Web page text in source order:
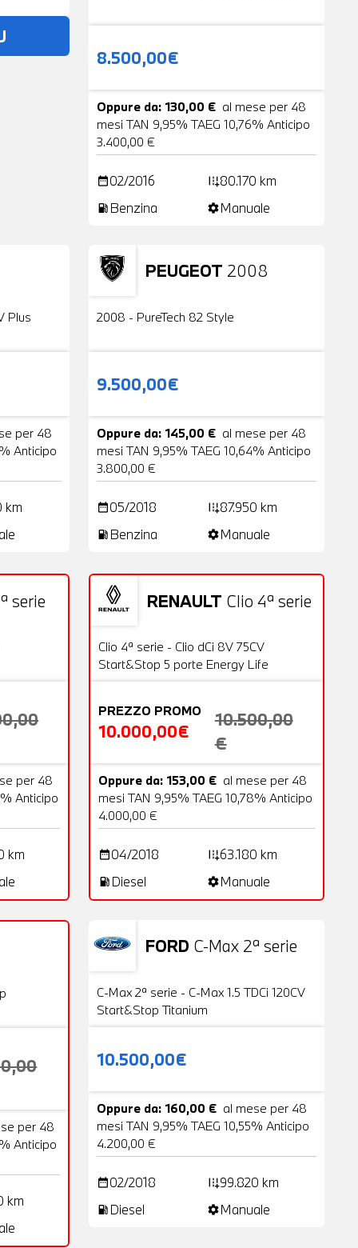
8.500,00€
Oppure da: 130,00 € al mese per 48
mesi TAN 9,95% TAEG 10,76% Anticipo
3.400,00 €
date_range02/2016 add_road80.170 km
local_gas_station Benzina settingsManuale
Plus
per 48
Anticipo
km
PEUGEOT 2008
Usato
2008 - PureTech 82 Style
9.500,00€
Oppure da: 145,00 € al mese per 48
mesi TAN 9,95% TAEG 10,64% Anticipo
3.800,00 €
date_range05/2018 add_road87.950 km
local_gas_station Benzina settingsManuale
serie
18 Foto
per 48
Anticipo
km
RENAULT Clio 4ª serie
OFFERTA
Usato 20 Foto
Clio 4ª serie - Clio dCi 8V 75CV
Start&Stop 5 porte Energy Life
PREZZO PROMO
10.000,00€
10.500,00
€
Oppure da: 153,00 € al mese per 48
mesi TAN 9,95% TAEG 10,78% Anticipo
4.000,00 €
date_range04/2018 add_road63.180 km
local_gas_station Diesel settingsManuale
per 48
Anticipo
km
FORD C-Max 2ª serie
VENDUTA
Usato
C-Max 2ª serie - C-Max 1.5 TDCi 120CV
Start&Stop Titanium
10.500,00€
Oppure da: 160,00 € al mese per 48
mesi TAN 9,95% TAEG 10,55% Anticipo
4.200,00 €
date_range02/2018 add_road99.820 km
local_gas_station Diesel settingsManuale